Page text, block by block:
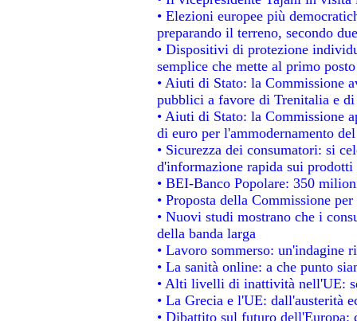
• Elezioni europee più
preparando il terreno, secondo
• Dispositivi di protezione
semplice che mette al primo
• Aiuti di Stato: la Commissione
pubblici a favore di Trenitalia e
• Aiuti di Stato: la Commissione
di euro per l'ammodernamento
• Sicurezza dei consumatori: si
d'informazione rapida sui
• BEI-Banco Popolare: 350
• Proposta della Commissione
• Nuovi studi mostrano che i
della banda larga
• Lavoro sommerso: un'indagine
• La sanità online: a che punto
• Alti livelli di inattività nell'UE:
• La Grecia e l'UE: dall'austerità
• Dibattito sul futuro